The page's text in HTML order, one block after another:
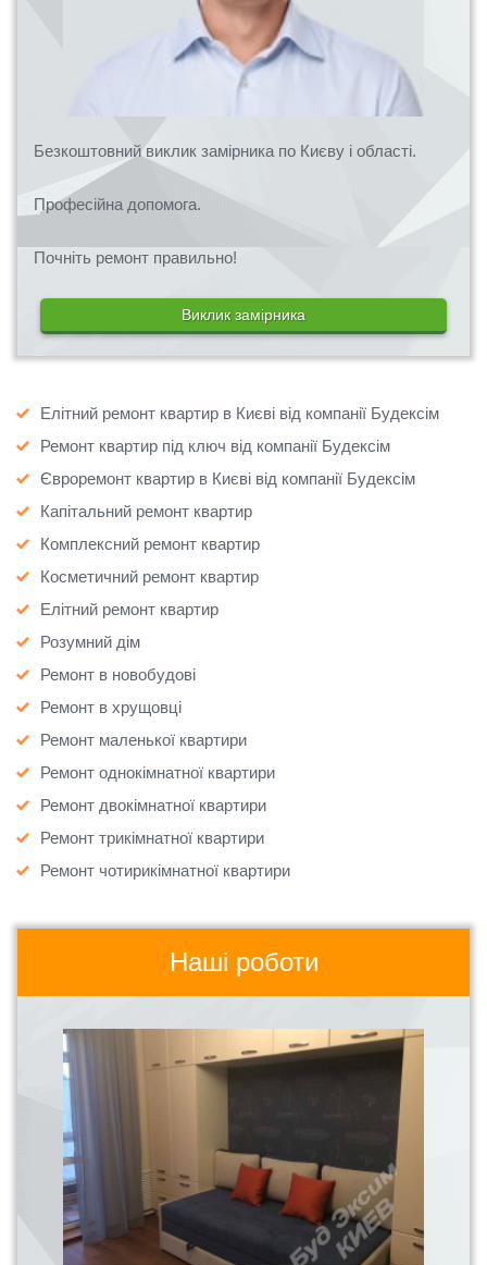
Безкоштовний виклик замірника по Києву і області.
Професійна допомога.
Почніть ремонт правильно!
Виклик замірника
Елітний ремонт квартир в Києві від компанії Будексім
Ремонт квартир під ключ від компанії Будексім
Євроремонт квартир в Києві від компанії Будексім
Капітальний ремонт квартир
Комплексний ремонт квартир
Косметичний ремонт квартир
Елітний ремонт квартир
Розумний дім
Ремонт в новобудові
Ремонт в хрущовці
Ремонт маленької квартири
Ремонт однокімнатної квартири
Ремонт двокімнатної квартири
Ремонт трикімнатної квартири
Ремонт чотирикімнатної квартири
Наші роботи